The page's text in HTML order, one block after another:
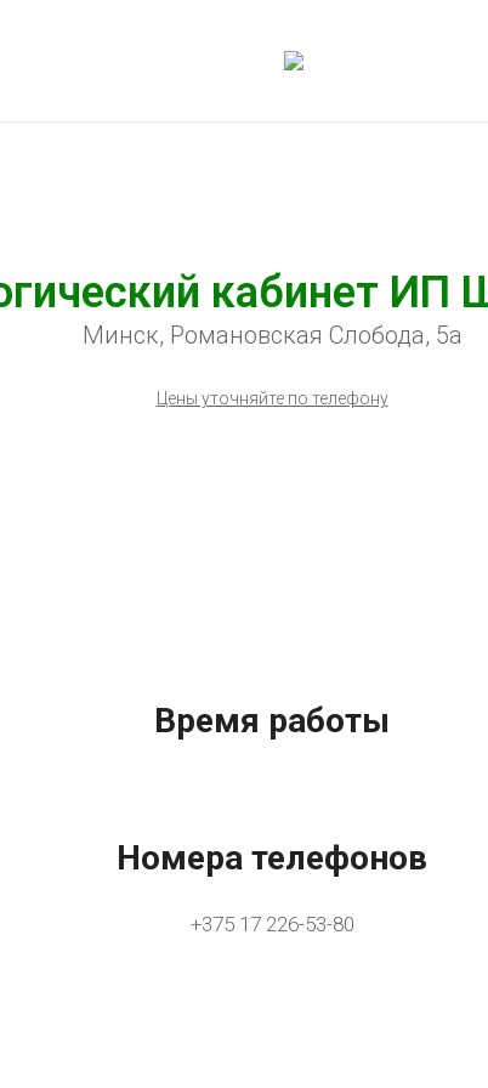
кабинет ИП
Минск, Романовская Слобода, 5а
Цены уточняйте по телефону
Время работы
Номера телефонов
+375 17 226-53-80